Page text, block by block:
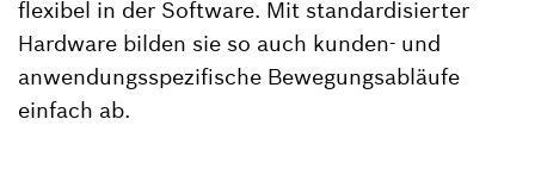
flexibel in der Software. Mit standardisierter
Hardware bilden sie so auch kunden- und
anwendungsspezifische Bewegungsabläufe
einfach ab.